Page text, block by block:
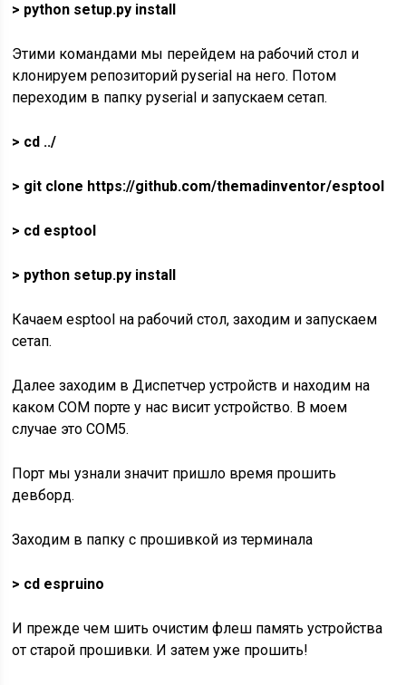
> python setup.py install
Этими командами мы перейдем на рабочий стол и
клонируем репозиторий pyserial на него. Потом
переходим в папку pyserial и запускаем сетап.
> cd ../
> git clone https://github.com/themadinventor/esptool
> cd esptool
> python setup.py install
Качаем esptool на рабочий стол, заходим и запускаем
сетап.
Далее заходим в Диспетчер устройств и находим на
каком COM порте у нас висит устройство. В моем
случае это COM5.
Порт мы узнали значит пришло время прошить
девборд.
Заходим в папку с прошивкой из терминала
> cd espruino
И прежде чем шить очистим флеш память устройства
от старой прошивки. И затем уже прошить!